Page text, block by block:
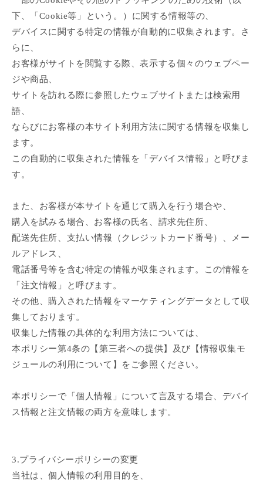
下、「Cookie等」という。）に関する情報等の、
デバイスに関する特定の情報が自動的に収集されます。さ
らに、
お客様がサイトを閲覧する際、表示する個々のウェブペー
ジや商品、
サイトを訪れる際に参照したウェブサイトまたは検索用
語、
ならびにお客様の本サイト利用方法に関する情報を収集し
ます。
この自動的に収集された情報を「デバイス情報」と呼びま
す。
また、お客様が本サイトを通じて購入を行う場合や、
購入を試みる場合、お客様の氏名、請求先住所、
配送先住所、支払い情報（クレジットカード番号）、メー
ルアドレス、
電話番号等を含む特定の情報が収集されます。この情報を
「注文情報」と呼びます。
その他、購入された情報をマーケティングデータとして収
集しております。
収集した情報の具体的な利用方法については、
本ポリシー第4条の【第三者への提供】及び【情報収集モ
ジュールの利用について】をご参照ください。
本ポリシーで「個人情報」について言及する場合、デバイ
ス情報と注文情報の両方を意味します。
3.プライバシーポリシーの変更
当社は、個人情報の利用目的を、